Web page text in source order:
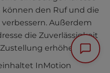
können den Ruf und die
Außerdem
die Zuverlässigkeit
erhöhen.
InMotion